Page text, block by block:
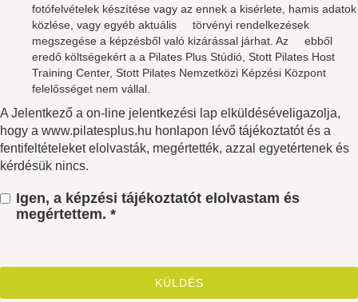
fotófelvételek készítése vagy az ennek a kisérlete, hamis adatok
közlése, vagy egyéb aktuális törvényi rendelkezések
megszegése a képzésből való kizárással járhat. Az ebből
eredő költségekért a a Pilates Plus Stúdió, Stott Pilates Host
Training Center, Stott Pilates Nemzetközi Képzési Központ
felelősséget nem vállal.
A Jelentkező a on-line jelentkezési lap elküldéséveligazolja,
hogy a www.pilatesplus.hu honlapon lévő tájékoztatót és a
fentifeltételeket elolvasták, megértették, azzal egyetértenek és
kérdésük nincs.
Igen, a képzési tájékoztatót elolvastam és
megértettem. *